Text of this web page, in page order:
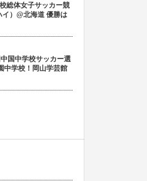
総体女子サッカー競
）@北海道 優勝は
国中学校サッカー選
中学校！岡山学芸館